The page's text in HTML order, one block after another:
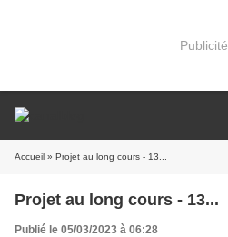
Publicité
Accueil » Projet au long cours - 13...
Projet au long cours - 13...
Publié le 05/03/2023 à 06:28